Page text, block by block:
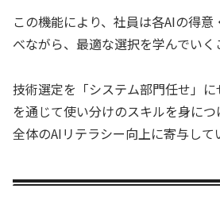
この機能により、社員は各AIの得
べながら、最適な選択を学んでいく
技術選定を「システム部門任せ」
を通じて使い分けのスキルを身に
全体のAIリテラシー向上に寄与して